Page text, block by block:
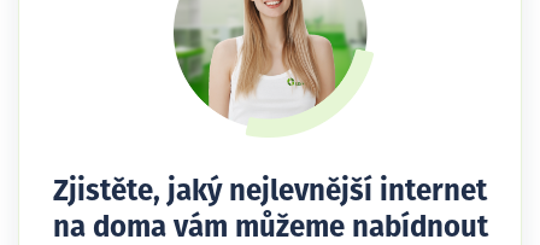
Zjistěte, jaký nejlevnější internet
na doma vám můžeme nabídnout